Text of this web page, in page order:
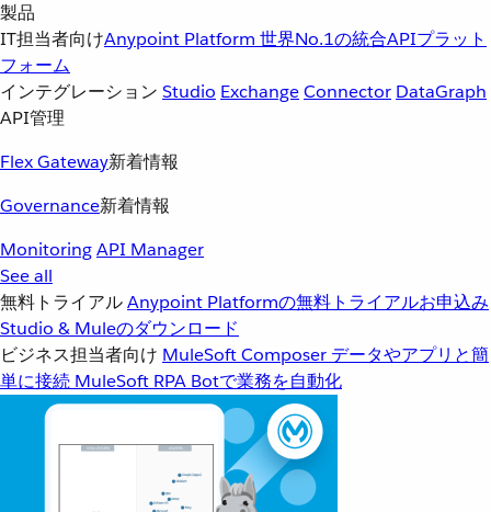
製品
IT担当者向けAnypoint Platform 世界No.1の統合APIプラット
フォーム
インテグレーション Studio ExchangeConnector DataGraph
API管理
Flex Gateway新着情報
Governance新着情報
MonitoringAPI Manager
See all
無料トライアルAnypoint Platformの無料トライアルお申込み
Studio & Muleのダウンロード
ビジネス担当者向け MuleSoft Composer データやアプリと簡
単に接続 MuleSoft RPA Botで業務を自動化